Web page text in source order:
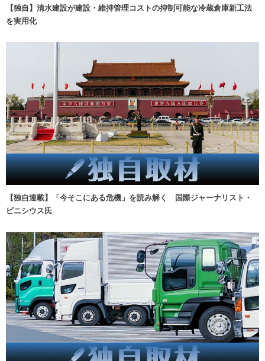
【独自】清水建設が建設・維持管理コストの抑制可能な冷蔵倉庫新工法
を実用化
【独自連載】「今そこにある危機」を読み解く 国際ジャーナリスト・
ビニシウス氏